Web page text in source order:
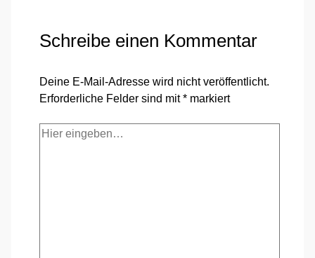
Schreibe einen Kommentar
Deine E-Mail-Adresse wird nicht veröffentlicht.
Erforderliche Felder sind mit* markiert
Hier